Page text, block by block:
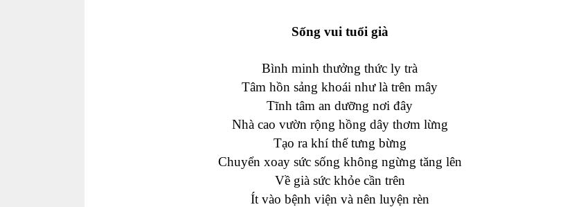
Sống vui tuổi già
Bình minh thưởng thức ly trà
Tâm hồn sảng khoái như là trên mây
Tĩnh tâm an dưỡng nơi đây
Nhà cao vườn rộng hồng dây thơm lừng
Tạo ra khí thế tưng bừng
Chuyển xoay sức sống không ngừng tăng lên
Về già sức khỏe cần trên
Ít vào bệnh viện và nên luyện rèn